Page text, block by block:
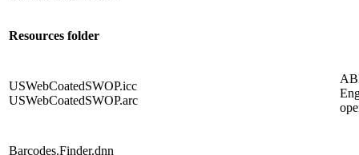
Resources folder
USWebCoatedSWOP.icc
USWebCoatedSWOP.arc
Barcodes.Finder.dnn